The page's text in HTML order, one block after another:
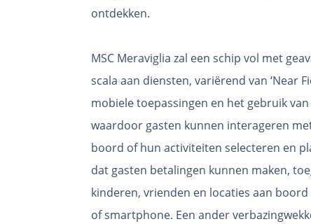
ontdekken.
MSC Meraviglia zal een schip vol met
scala aan diensten, variërend van ‘Near
mobiele toepassingen en het gebruik
waardoor gasten kunnen interageren
boord of hun activiteiten selecteren en
dat gasten betalingen kunnen maken,
kinderen, vrienden en locaties aan
of smartphone. Een ander